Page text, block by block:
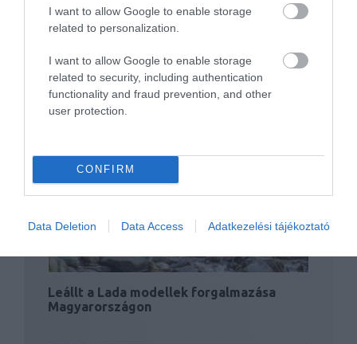
I want to allow Google to enable storage
related to personalization.
I want to allow Google to enable storage
related to security, including authentication
functionality and fraud prevention, and other
user protection.
CONFIRM
Data Deletion Data Access Adatkezelési tájékoztató
Leállt a Lada modellek forgalmazása
Magyarországon